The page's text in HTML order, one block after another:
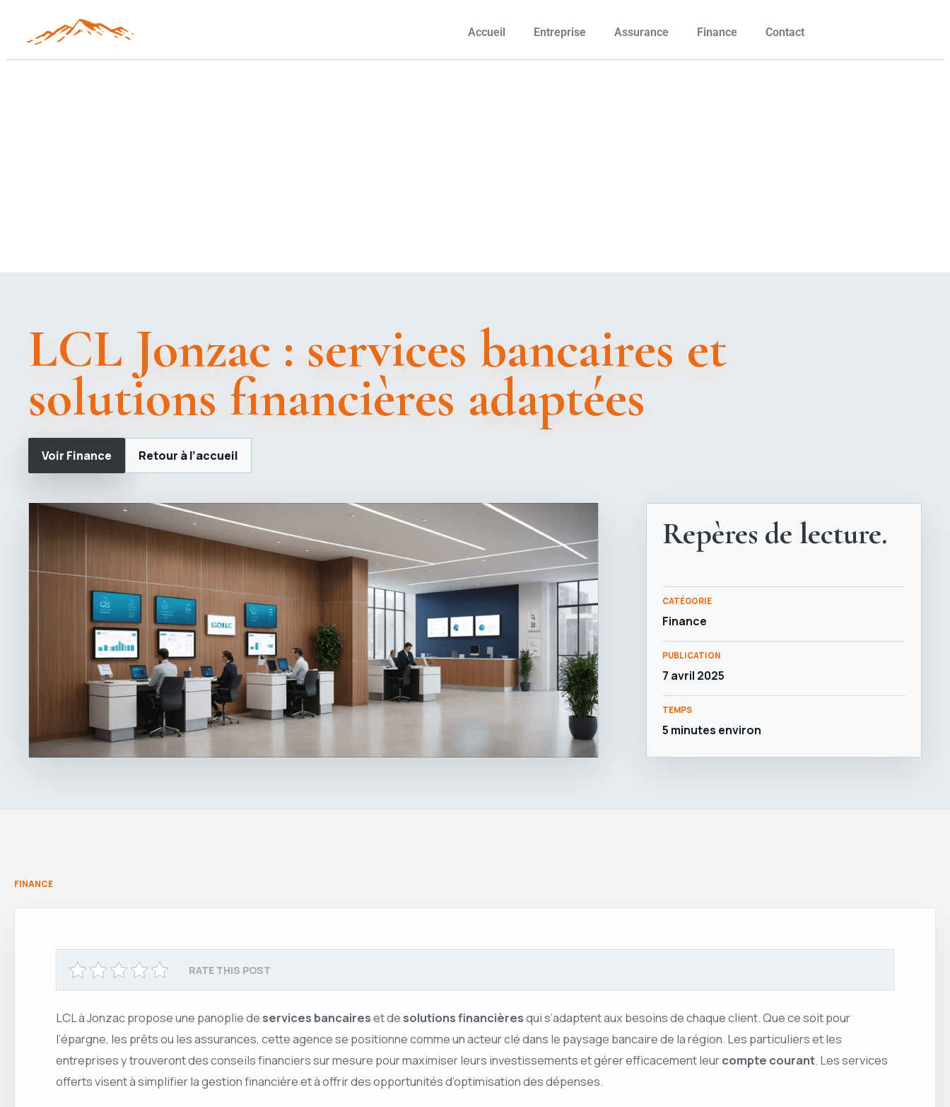
Accueil Entreprise Assurance Finance Contact
LCL Jonzac : services bancaires et
solutions financières adaptées
Voir Finance Retour à l’accueil
Repères de lecture.
CATÉGORIE
Finance
PUBLICATION
7 avril 2025
TEMPS
5 minutes environ
FINANCE
RATE THIS POST
LCL à Jonzac propose une panoplie de services bancaireset de solutions financièresqui s’adaptent aux besoins de chaque client. Que ce soit pour
l’épargne, les prêts ou les assurances, cette agence se positionne comme un acteur clé dans le paysage bancaire de la région. Les particuliers et les
entreprises y trouveront des conseils financiers sur mesure pour maximiser leurs investissements et gérer efficacement leurcompte courant. Les services
offerts visent à simplifier la gestion financière et à offrir des opportunités d’optimisation des dépenses.